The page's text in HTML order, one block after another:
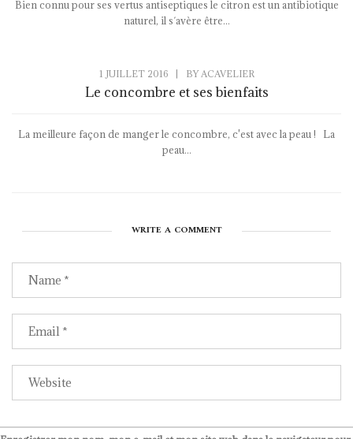
Bien connu pour ses vertus antiseptiques le citron est un antibiotique
naturel, il s´avère être...
1 JUILLET 2016 BY ACAVELIER
Le concombre et ses bienfaits
La meilleure façon de manger le concombre, c'est avec la peau ! La
peau...
WRITE A COMMENT